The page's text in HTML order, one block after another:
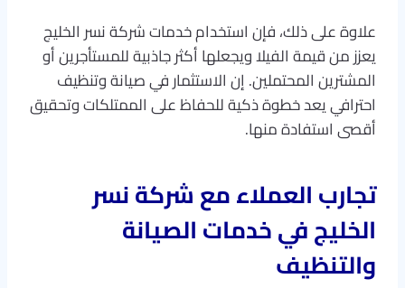
علاوة على ذلك، فإن استخدام خدمات شركة نسر الخليج
يعزز من قيمة الفيلا ويجعلها أكثر جاذبية للمستأجرين أو
المشترين المحتملين. إن الاستثمار في صيانة وتنظيف
احترافي يعد خطوة ذكية للحفاظ على الممتلكات وتحقيق
أقصى استفادة منها.
تجارب العملاء مع شركة نسر
الخليج في خدمات الصيانة
والتنظيف